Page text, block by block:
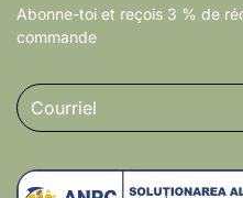
Abonne-toi et reçois 3 % de
commande
Courriel